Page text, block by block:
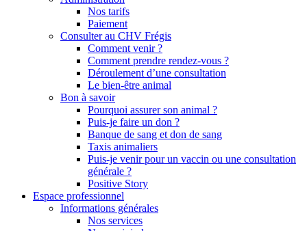
Nos tarifs
Paiement
Consulter au CHV Frégis
Comment venir ?
Comment prendre rendez-vous ?
Déroulement d’une consultation
Le bien-être animal
Bon à savoir
Pourquoi assurer son animal ?
Puis-je faire un don ?
Banque de sang et don de sang
Taxis animaliers
Puis-je venir pour un vaccin ou une consultation
générale ?
Positive Story
Espace professionnel
Informations générales
Nos services